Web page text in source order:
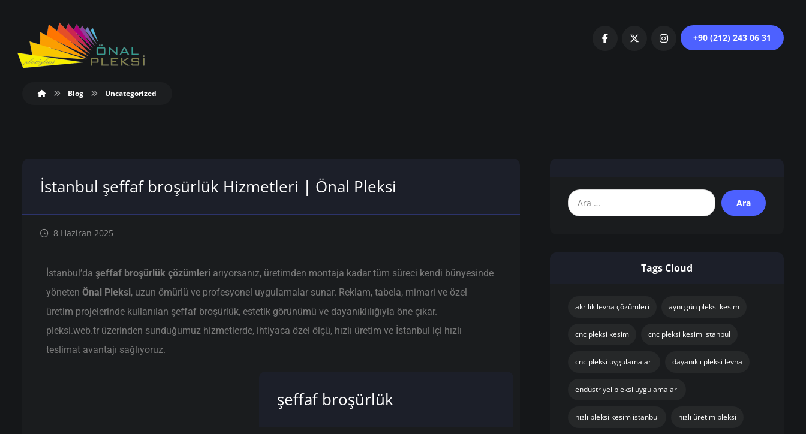
+90 (212) 243 06 31
Blog Uncategorized
İstanbul şeffaf broşürlük Hizmetleri | Önal Pleksi
8 Haziran 2025
İstanbul’da şeffaf broşürlük çözümleri arıyorsanız, üretimden montaja kadar tüm süreci kendi bünyesinde
yöneten Önal Pleksi, uzun ömürlü ve profesyonel uygulamalar sunar. Reklam, tabela, mimari ve özel
üretim projelerinde kullanılan şeffaf broşürlük, estetik görünümü ve dayanıklılığıyla öne çıkar.
pleksi.web.tr üzerinden sunduğumuz hizmetlerde, ihtiyaca özel ölçü, hızlı üretim ve İstanbul içi hızlı
teslimat avantajı sağlıyoruz.
şeffaf broşürlük
Tags Cloud
akrilik levha çözümleri aynı gün pleksi kesim
cnc pleksi kesim cnc pleksi kesim istanbul
cnc pleksi uygulamaları dayanıklı pleksi levha
endüstriyel pleksi uygulamaları
hızlı pleksi kesim istanbul hızlı üretim pleksi